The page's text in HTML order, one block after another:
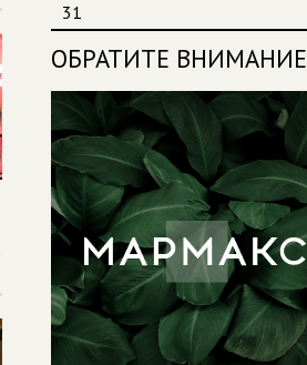
31
ОБРАТИТЕ ВНИМАНИЕ